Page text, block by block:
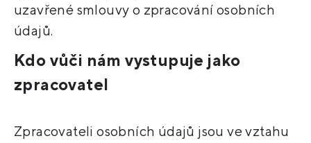
uzavřené smlouvy o zpracování osobních
údajů.
Kdo vůči nám vystupuje jako
zpracovatel
Zpracovateli osobních údajů jsou ve vztahu